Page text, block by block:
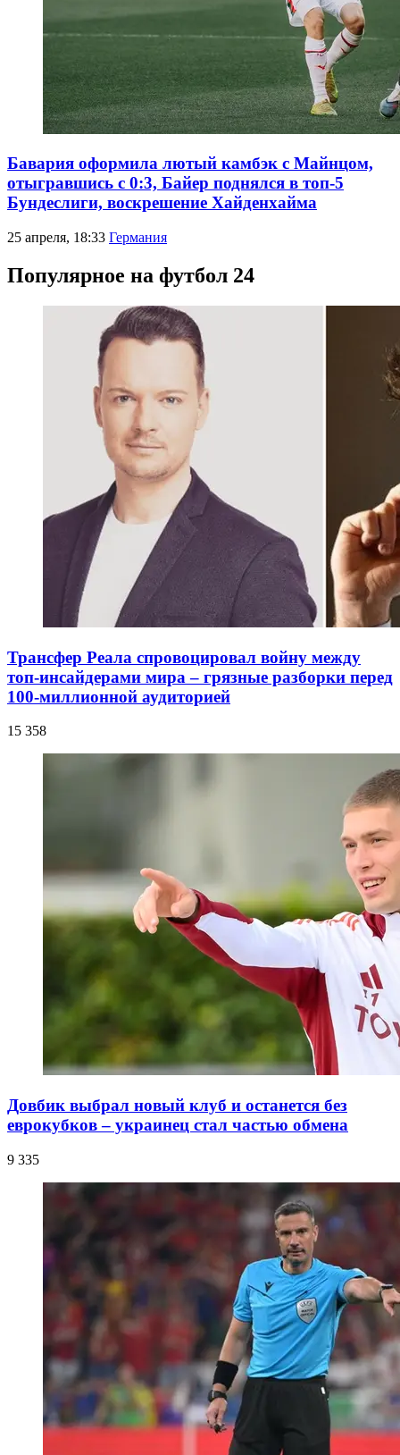
Бавария оформила лютый камбэк с Майнцом,
отыгравшись с 0:3, Байер поднялся в топ-5
Бундеслиги, воскрешение Хайденхайма
25 апреля, 18:33 Германия
Популярное на футбол 24
Трансфер Реала спровоцировал войну между
топ-инсайдерами мира – грязные разборки перед
100-миллионной аудиторией
15 358
Довбик выбрал новый клуб и останется без
еврокубков – украинец стал частью обмена
9 335